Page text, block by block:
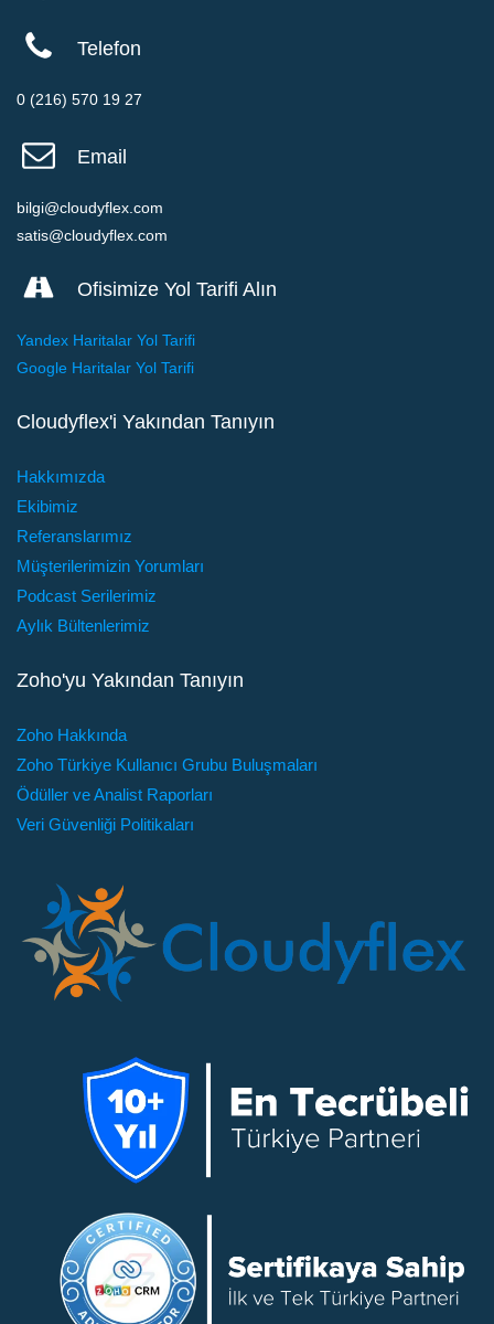
Telefon
0 (216) 570 19 27
Email
bilgi@cloudyflex.com
satis@cloudyflex.com
Ofisimize Yol Tarifi Alın
Yandex Haritalar Yol Tarifi
Google Haritalar Yol Tarifi
Cloudyflex'i Yakından Tanıyın
Hakkımızda
Ekibimiz
Referanslarımız
Müşterilerimizin Yorumları
Podcast Serilerimiz
Aylık Bültenlerimiz
Zoho'yu Yakından Tanıyın
Zoho Hakkında
Zoho Türkiye Kullanıcı Grubu Buluşmaları
Ödüller ve Analist Raporları
Veri Güvenliği Politikaları